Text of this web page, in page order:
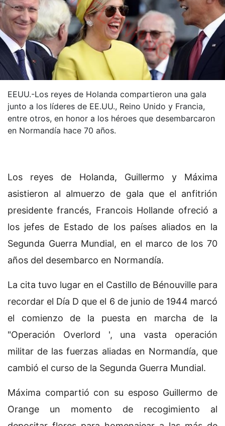
EEUU.-Los reyes de Holanda compartieron una gala
junto a los líderes de EE.UU., Reino Unido y Francia,
entre otros, en honor a los héroes que desembarcaron
en Normandía hace 70 años.
Los reyes de Holanda, Guillermo y Máxima
asistieron al almuerzo de gala que el anfitrión
presidente francés, Francois Hollande ofreció a
los jefes de Estado de los países aliados en la
Segunda Guerra Mundial, en el marco de los 70
años del desembarco en Normandía.
La cita tuvo lugar en el Castillo de Bénouville para
recordar el Día D que el 6 de junio de 1944 marcó
el comienzo de la puesta en marcha de la
"Operación Overlord ', una vasta operación
militar de las fuerzas aliadas en Normandía, que
cambió el curso de la Segunda Guerra Mundial.
Máxima compartió con su esposo Guillermo de
Orange un momento de recogimiento al